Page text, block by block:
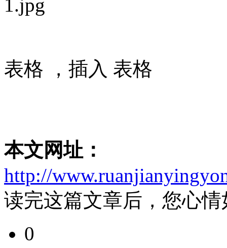
表格 ，插入 表格
本文网址：
http://
读完这篇文章后，您心情
0